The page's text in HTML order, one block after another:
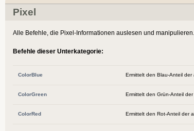
Pixel
Alle Befehle, die Pixel-Informationen auslesen und manipulieren.
Befehle dieser Unterkategorie:
ColorBlue Ermittelt den Blau-Anteil
ColorGreen Ermittelt den Grün-Anteil
ColorRed Ermittelt den Rot-Anteil der